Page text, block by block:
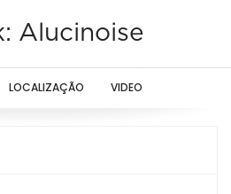
Alucinoise
LOCALIZAÇÃO VIDEO